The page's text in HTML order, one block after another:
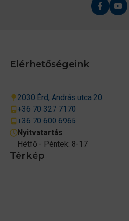
Térkép
Elérhetőségeink
2030 Érd, András utca 20.
+36 70 327 7170
+36 70 600 6965
Nyitvatartás
Hétfő - Péntek: 8-17